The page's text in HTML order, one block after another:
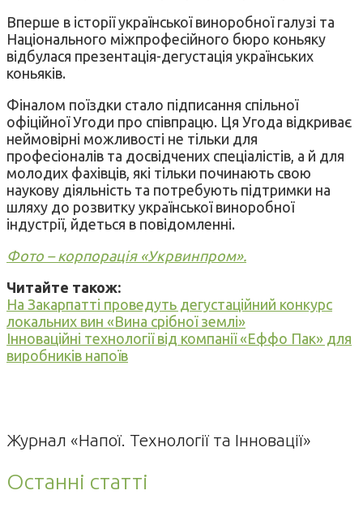
Вперше в історії української виноробної галузі та
Національного міжпрофесійного бюро коньяку
відбулася презентація-дегустація українських
коньяків.
Фіналом поїздки стало підписання спільної
офіційної Угоди про співпрацю. Ця Угода відкриває
неймовірні можливості не тільки для
професіоналів та досвідчених спеціалістів, а й для
молодих фахівців, які тільки починають свою
наукову діяльність та потребують підтримки на
шляху до розвитку української виноробної
індустрії, йдеться в повідомленні.
Фото – корпорація «Укрвинпром».
Читайте також:
На Закарпатті проведуть дегустаційний конкурс
локальних вин «Вина срібної землі»
Інноваційні технології від компанії «Еффо Пак» для
виробників напоїв
Журнал «Напої. Технології та Інновації»
Останні статті